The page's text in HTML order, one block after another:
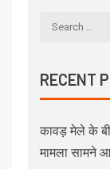
RECENT
कावड़ मेले के
मामला सामने